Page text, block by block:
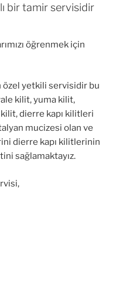
bir tamir servisidir
öğrenmek için
özel yetkili servisidir bu
kilit, yuma kilit,
dierre kapı kilitleri
mucizesi olan ve
dierre kapı kilitlerinin
sağlamaktayız.